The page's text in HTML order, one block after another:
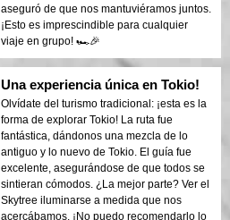
aseguró de que nos mantuviéramos juntos.
¡Esto es imprescindible para cualquier
viaje en grupo! 🏎️🎉
Una experiencia única en Tokio!
Olvídate del turismo tradicional: ¡esta es la
forma de explorar Tokio! La ruta fue
fantástica, dándonos una mezcla de lo
antiguo y lo nuevo de Tokio. El guía fue
excelente, asegurándose de que todos se
sintieran cómodos. ¿La mejor parte? Ver el
Skytree iluminarse a medida que nos
acercábamos. ¡No puedo recomendarlo lo